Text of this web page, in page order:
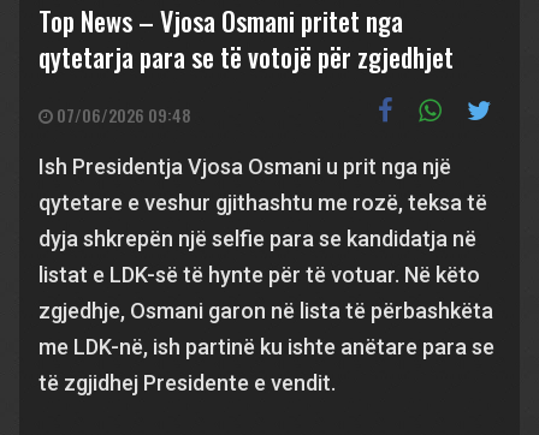
Top News – Vjosa Osmani pritet nga
qytetarja para se të votojë për zgjedhjet
07/06/2026 09:48
Ish Presidentja Vjosa Osmani u prit nga një
qytetare e veshur gjithashtu me rozë, teksa të
dyja shkrepën një selfie para se kandidatja në
listat e LDK-së të hynte për të votuar. Në këto
zgjedhje, Osmani garon në lista të përbashkëta
me LDK-në, ish partinë ku ishte anëtare para se
të zgjidhej Presidente e vendit.